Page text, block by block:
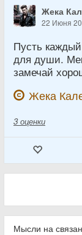
Жека
22 Июня
Пусть
для души.
замечай
Жека
3 оценки
Мысли на